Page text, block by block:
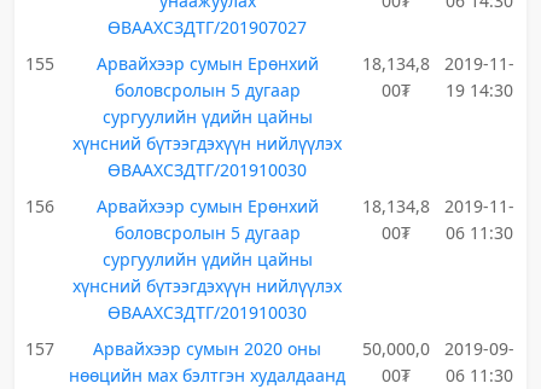
ӨВААХСЗДТГ/201907027
155
Арвайхээр сумын Ерөнхий
боловсролын 5 дугаар
сургуулийн үдийн цайны
хүнсний бүтээгдэхүүн нийлүүлэх
ӨВААХСЗДТГ/201910030
18,134,8
00₮
2019-11-
19 14:30
156
Арвайхээр сумын Ерөнхий
боловсролын 5 дугаар
сургуулийн үдийн цайны
хүнсний бүтээгдэхүүн нийлүүлэх
ӨВААХСЗДТГ/201910030
18,134,8
00₮
2019-11-
06 11:30
157
Арвайхээр сумын 2020 оны
нөөцийн мах бэлтгэн худалдаанд
50,000,0
00₮
2019-09-
06 11:30